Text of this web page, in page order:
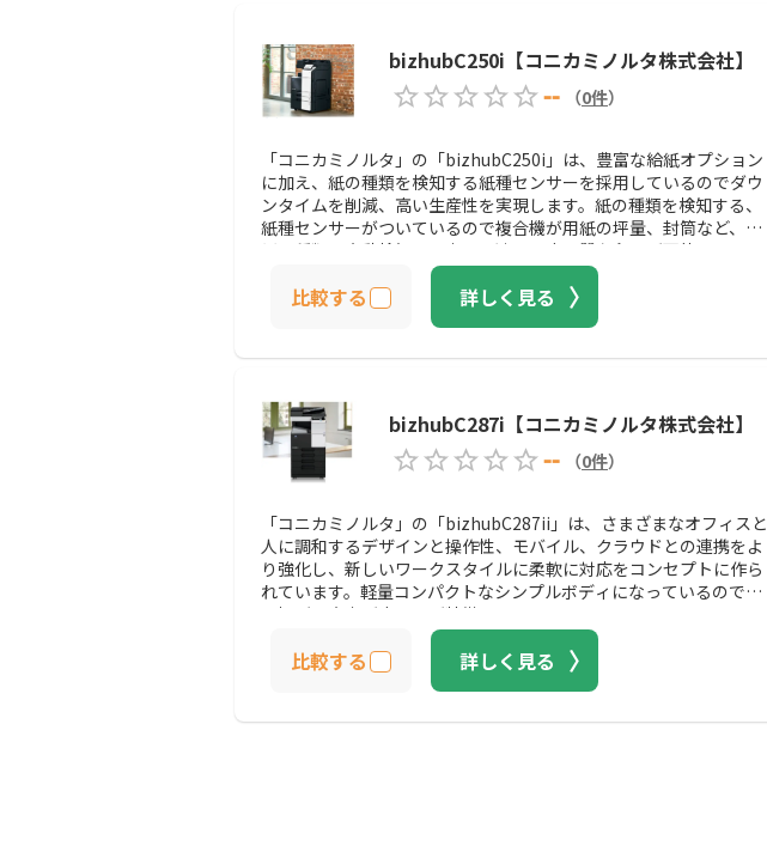
bizhubC250i【コニカミノルタ株式会社】
--
（0件）
「コニカミノルタ」の「bizhubC250i」は、豊富な給紙オプション
に加え、紙の種類を検知する紙種センサーを採用しているのでダウ
ンタイムを削減、高い生産性を実現します。紙の種類を検知する、
紙種センサーがついているので複合機が用紙の坪量、封筒など、用
紙の種類を自動検知する事で最適かつ高品質な印刷が可能です。
比較する 詳しく見る
bizhubC287i【コニカミノルタ株式会社】
--
（0件）
「コニカミノルタ」の「bizhubC287ii」は、さまざまなオフィスと
人に調和するデザインと操作性、モバイル、クラウドとの連携をよ
り強化し、新しいワークスタイルに柔軟に対応をコンセプトに作ら
れています。軽量コンパクトなシンプルボディになっているので設
置場所の自由が高いのが特徴です。
比較する 詳しく見る